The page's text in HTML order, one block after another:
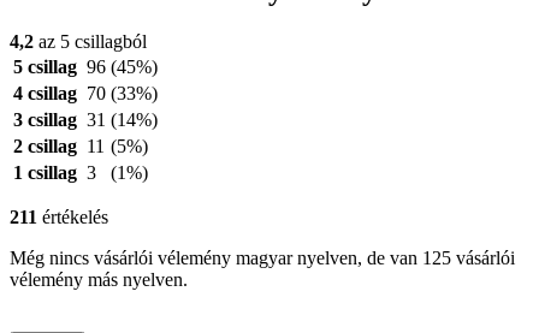
4,2 az 5 csillagból
5 csillag 96 (45%)
4 csillag 70 (33%)
3 csillag 31 (14%)
2 csillag 11 (5%)
1 csillag 3 (1%)
211 értékelés
Még nincs vásárlói vélemény magyar nyelven, de van 125 vásárlói
vélemény más nyelven.